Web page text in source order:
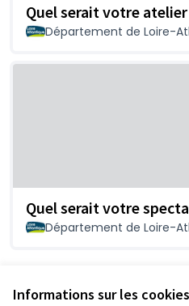
Informations sur les
Quel serait votre
Département de Loire-
Quel serait votre
Département de Loire-